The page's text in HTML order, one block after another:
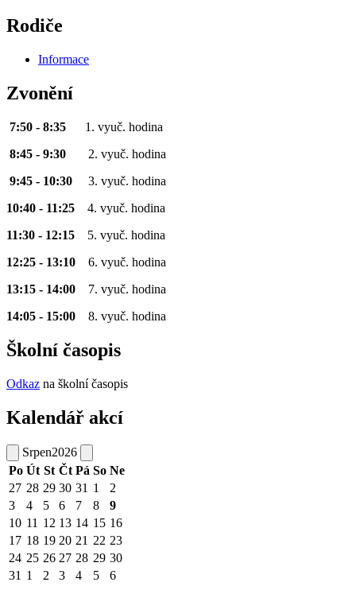
Rodiče
Informace
Zvonění
7:50 - 8:35 1. vyuč. hodina
8:45 - 9:30 2. vyuč. hodina
9:45 - 10:30 3. vyuč. hodina
10:40 - 11:25 4. vyuč. hodina
11:30 - 12:15 5. vyuč. hodina
12:25 - 13:10 6. vyuč. hodina
13:15 - 14:00 7. vyuč. hodina
14:05 - 15:00 8. vyuč. hodina
Školní časopis
Odkaz na školní časopis
Kalendář akcí
Srpen2026
Po Út St Čt Pá So Ne
27 28 29 30 31 1
2
3
4 5 6 7 8
9
10 11 12 13 14 15 16
17 18 19 20 21 22 23
24 25 26 27 28 29 30
31 1 2 3 4 5 6